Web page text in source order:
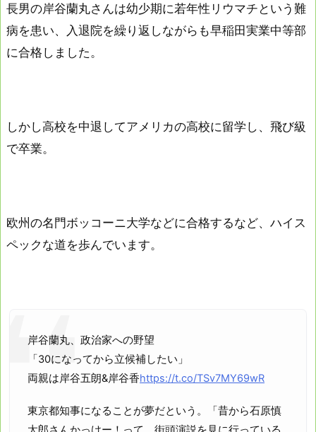
長男の岸谷蘭丸さんは幼少期に若年性リウマチという難
病を患い、入退院を繰り返しながらも早稲田実業中等部
に合格しました。
しかし高校を中退してアメリカの高校に留学し、飛び級
で卒業。
欧州の名門ボッコーニ大学などに合格するなど、ハイス
ペックな道を歩んでいます。
岸谷蘭丸、政治家への野望
「30になってから立候補したい」
両親は岸谷五朗&岸谷香https://t.co/TSv7MY69wR
東京都知事になることが夢だという。「昔から石原慎